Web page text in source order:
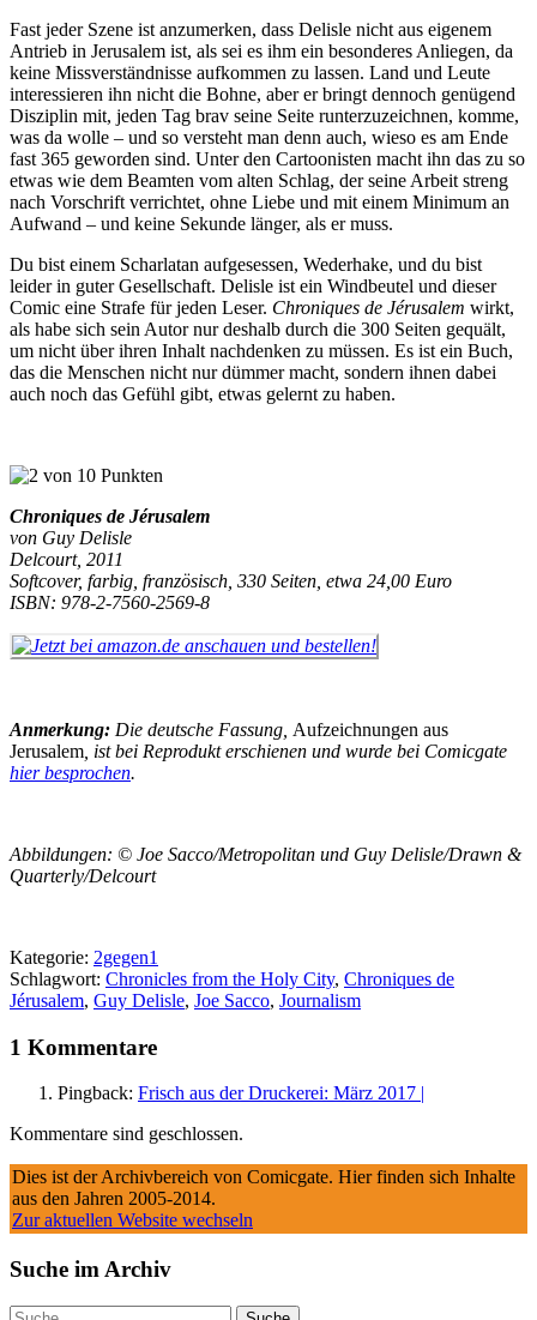
Fast jeder Szene ist anzumerken, dass Delisle nicht aus eigenem
Antrieb in Jerusalem ist, als sei es ihm ein besonderes Anliegen, da
keine Missverständnisse aufkommen zu lassen. Land und Leute
interessieren ihn nicht die Bohne, aber er bringt dennoch genügend
Disziplin mit, jeden Tag brav seine Seite runterzuzeichnen, komme,
was da wolle – und so versteht man denn auch, wieso es am Ende
fast 365 geworden sind. Unter den Cartoonisten macht ihn das zu so
etwas wie dem Beamten vom alten Schlag, der seine Arbeit streng
nach Vorschrift verrichtet, ohne Liebe und mit einem Minimum an
Aufwand – und keine Sekunde länger, als er muss.
Du bist einem Scharlatan aufgesessen, Wederhake, und du bist
leider in guter Gesellschaft. Delisle ist ein Windbeutel und dieser
Comic eine Strafe für jeden Leser. Chroniques de Jérusalem wirkt,
als habe sich sein Autor nur deshalb durch die 300 Seiten gequält,
um nicht über ihren Inhalt nachdenken zu müssen. Es ist ein Buch,
das die Menschen nicht nur dümmer macht, sondern ihnen dabei
auch noch das Gefühl gibt, etwas gelernt zu haben.
Chroniques de Jérusalem
von Guy Delisle
Delcourt, 2011
Softcover, farbig, französisch, 330 Seiten, etwa 24,00 Euro
ISBN: 978-2-7560-2569-8
Anmerkung: Die deutsche Fassung, Aufzeichnungen aus
Jerusalem , ist bei Reprodukt erschienen und wurde bei Comicgate
hier besprochen.
Abbildungen: © Joe Sacco/Metropolitan und Guy Delisle/Drawn &
Quarterly/Delcourt
Kategorie: 2gegen1
Schlagwort: Chronicles from the Holy City, Chroniques de
Jérusalem, Guy Delisle, Joe Sacco, Journalism
1 Kommentare
Pingback: Frisch aus der Druckerei: März 2017 |
Kommentare sind geschlossen.
Dies ist der Archivbereich von Comicgate. Hier finden sich Inhalte
aus den Jahren 2005-2014.
Zur aktuellen Website wechseln
Suche im Archiv
Suche